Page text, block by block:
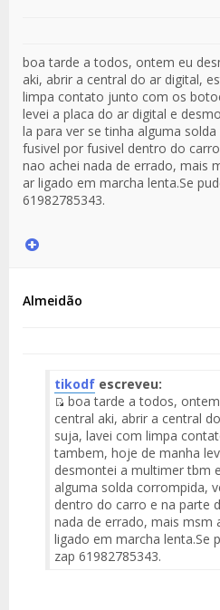
boa tarde a todos, ontem eu
aki, abrir a central do ar digital,
limpa contato junto com os
levei a placa do ar digital e
la para ver se tinha alguma
fusivel por fusivel dentro do
nao achei nada de errado, mais
ar ligado em marcha lenta.Se
61982785343.
Almeidão
tikodf escreveu:
Fuente
del
Mensaje
boa tarde a todos,
central aki, abrir a central
suja, lavei com limpa
tambem, hoje de manha
desmontei a multimer tbm
alguma solda corrompida,
dentro do carro e na parte
nada de errado, mais msm
ligado em marcha lenta.Se
zap 61982785343.